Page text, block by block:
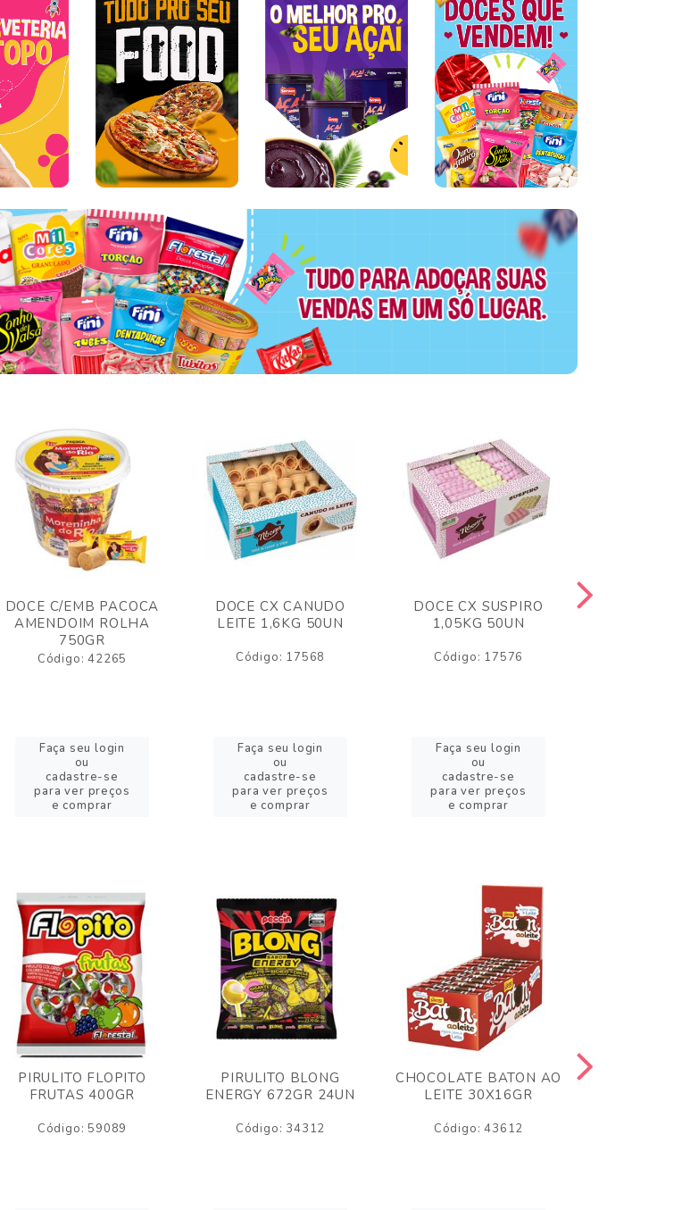
DOCE C/EMB PACOCA
AMENDOIM ROLHA
750GR
Código: 42265
Faça seu login
ou
cadastre-se
para ver preços
e comprar
DOCE CX CANUDO
LEITE 1,6KG 50UN
Código: 17568
Faça seu login
ou
cadastre-se
para ver preços
e comprar
DOCE CX SUSPIRO
1,05KG 50UN
Código: 17576
Faça seu login
ou
cadastre-se
para ver preços
e comprar
PIRULITO FLOPITO
FRUTAS 400GR
Código: 59089
PIRULITO BLONG
ENERGY 672GR 24UN
Código: 34312
CHOCOLATE BATON AO
LEITE 30X16GR
Código: 43612